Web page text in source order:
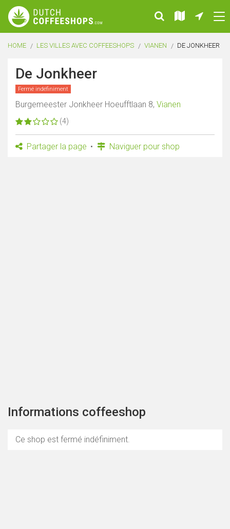
HOME LES VILLES AVEC COFFEESHOPS VIANEN DE JONKHEER
De Jonkheer
Fermé indéfiniment
Burgemeester Jonkheer Hoeufftlaan 8, Vianen
(4)
Partager la page Naviguer pour shop
Informations coffeeshop
Ce shop est fermé indéfiniment.